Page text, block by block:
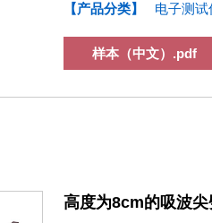
【产品分类】
电子测试
样本（中文）.pdf
高度为8cm的吸波尖